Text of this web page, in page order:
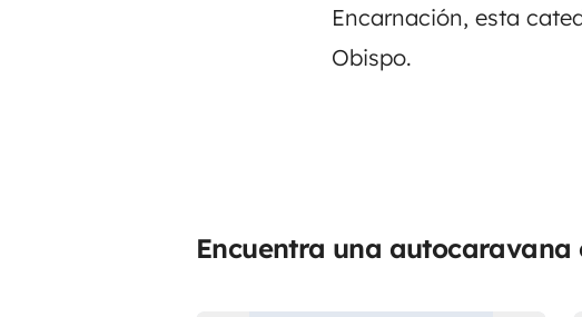
Encarnación, esta
Obispo.
Encuentra una